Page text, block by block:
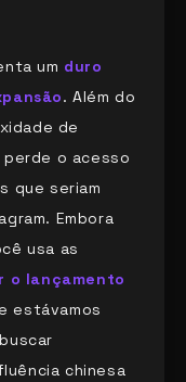
um duro
. Além do
de
o acesso
que seriam
Embora
usa as
o lançamento
estávamos
chinesa